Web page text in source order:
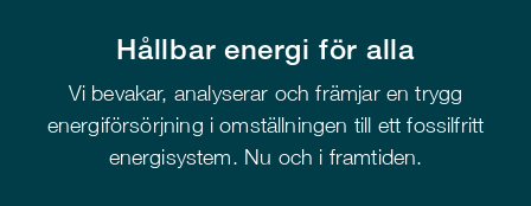
Hållbar energi för alla
Vi bevakar, analyserar och främjar en trygg
energiförsörjning i omställningen till ett fossilfritt
energisystem. Nu och i framtiden.